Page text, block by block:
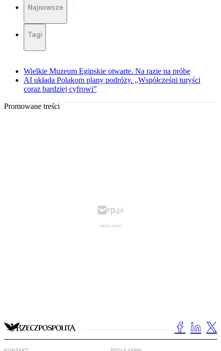
Najnowsze
Tagi
Wielkie Muzeum Egipskie otwarte. Na razie na próbę
AI układa Polakom plany podróży. „Współcześni turyści
coraz bardziej cyfrowi”
Promowane treści